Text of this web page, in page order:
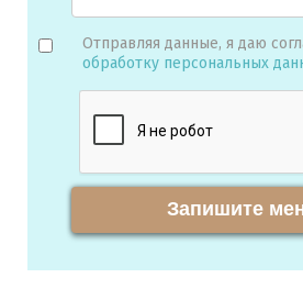
Отправляя данные, я даю
обработку персональных
Запишите